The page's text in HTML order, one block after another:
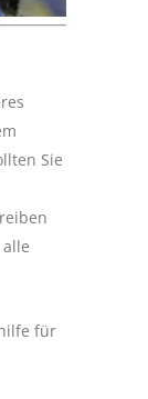
Sie
für